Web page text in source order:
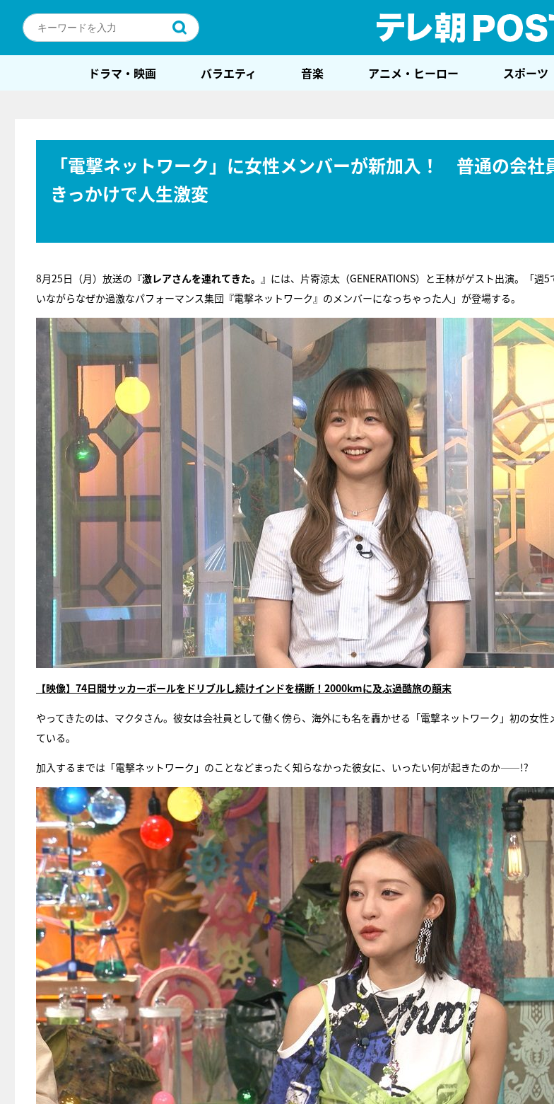
ドラマ・映画 バラエティ 音楽 アニメ・ヒーロー スポーツ
「電撃ネットワーク」に女性メンバーが新加入！ 普通の会社
きっかけで人生激変
8月25日（月）放送の『激レアさんを連れてきた。 』には、片寄涼太（GENERATIONS）と王林がゲスト出演。「週
いながらなぜか過激なパフォーマンス集団『電撃ネットワーク』のメンバーになっちゃった人」が登場する。
【映像】74日間サッカーボールをドリブルし続けインドを横断！2000kmに及ぶ過酷旅の顛末
やってきたのは、マクタさん。彼女は会社員として働く傍ら、海外にも名を轟かせる「電撃ネットワーク」初の女性
ている。
加入するまでは「電撃ネットワーク」のことなどまったく知らなかった彼女に、いったい何が起きたのか――!?
『アイ
E齋藤樹